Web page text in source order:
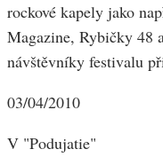
rockové kapely jako
Magazine, Rybičky 48
návštěvníky festivalu
03/04/2010
V "Podujatie"